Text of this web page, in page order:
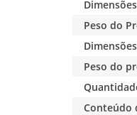
Peso do
Peso do
Conteúdo